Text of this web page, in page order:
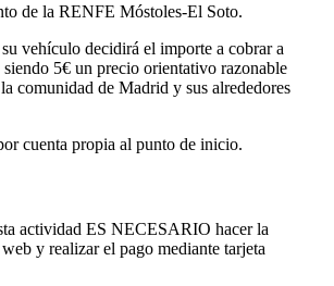
de la RENFE Móstoles-El Soto.
vehículo decidirá el importe a cobrar a
siendo 5€ un precio orientativo razonable
comunidad de Madrid y sus alrededores
cuenta propia al punto de inicio.
actividad ES NECESARIO hacer la
y realizar el pago mediante tarjeta